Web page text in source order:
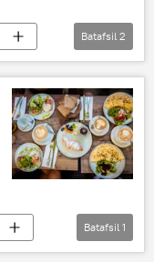
Sanitariya-epidemiologiya qo‘mitasi (Sanepidqo‘mita)
Batafsil 2
Batafsil 1